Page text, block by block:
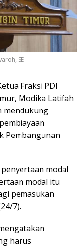
SE
Fraksi PDI
Modika Latifah
mendukung
Pembangunan
modal
modal itu
pemasukan
7).
harus